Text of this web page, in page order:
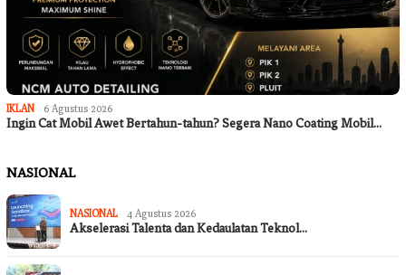
IKLAN 6 Agustus 2026
Ingin Cat Mobil Awet Bertahun-tahun? Segera Nano Coating Mobil…
NASIONAL
NASIONAL 4 Agustus 2026
Akselerasi Talenta dan Kedaulatan Teknol…